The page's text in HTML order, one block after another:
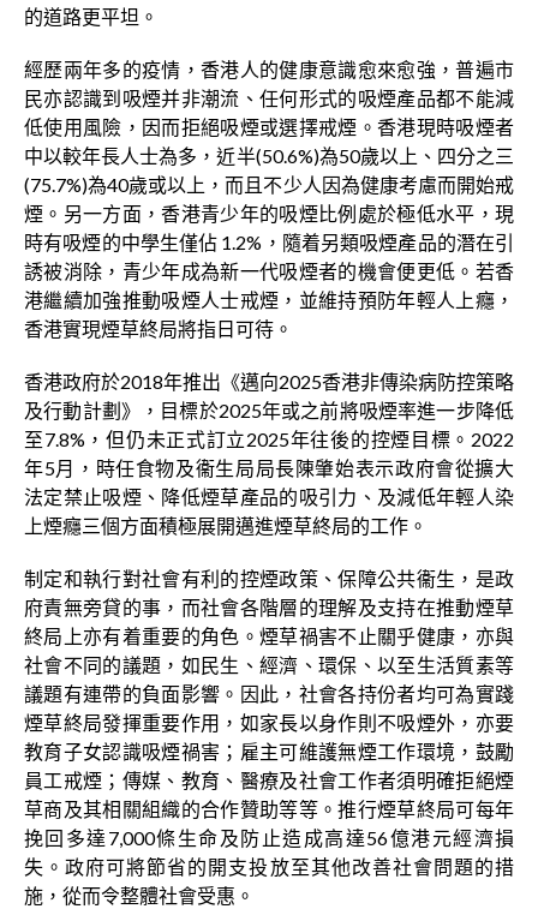
的道路更平坦。
經歷兩年多的疫情，香港人的健康意識愈來愈強，普遍市
民亦認識到吸煙并非潮流、任何形式的吸煙產品都不能減
低使用風險，因而拒絕吸煙或選擇戒煙。香港現時吸煙者
中以較年長人士為多，近半(50.6%)為50歲以上、四分之三
(75.7%)為40歲或以上，而且不少人因為健康考慮而開始戒
煙。另一方面，香港青少年的吸煙比例處於極低水平，現
時有吸煙的中學生僅佔 1.2%，隨着另類吸煙產品的潛在引
誘被消除，青少年成為新一代吸煙者的機會便更低。若香
港繼續加強推動吸煙人士戒煙，並維持預防年輕人上癮，
香港實現煙草終局將指日可待。
香港政府於2018年推出《邁向2025香港非傳染病防控策略
及行動計劃》，目標於2025年或之前將吸煙率進一步降低
至7.8%，但仍未正式訂立2025年往後的控煙目標。2022
年5月，時任食物及衞生局局長陳肇始表示政府會從擴大
法定禁止吸煙、降低煙草產品的吸引力、及減低年輕人染
上煙癮三個方面積極展開邁進煙草終局的工作。
制定和執行對社會有利的控煙政策、保障公共衞生，是政
府責無旁貸的事，而社會各階層的理解及支持在推動煙草
終局上亦有着重要的角色。煙草禍害不止關乎健康，亦與
社會不同的議題，如民生、經濟、環保、以至生活質素等
議題有連帶的負面影響。因此，社會各持份者均可為實踐
煙草終局發揮重要作用，如家長以身作則不吸煙外，亦要
教育子女認識吸煙禍害；雇主可維護無煙工作環境，鼓勵
員工戒煙；傳媒、教育、醫療及社會工作者須明確拒絕煙
草商及其相關組織的合作贊助等等。推行煙草終局可每年
挽回多達7,000條生命及防止造成高達56億港元經濟損
失。政府可將節省的開支投放至其他改善社會問題的措
施，從而令整體社會受惠。